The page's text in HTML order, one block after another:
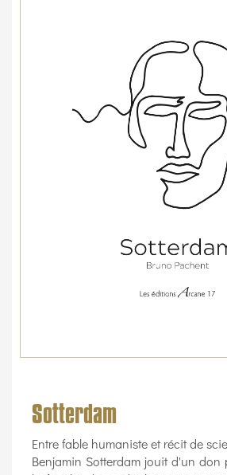
Sotterdam
Entre fable humaniste et récit de
Benjamin Sotterdam jouit d'un don